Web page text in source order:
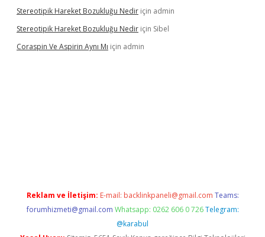
Stereotipik Hareket Bozukluğu Nedir için admin
Stereotipik Hareket Bozukluğu Nedir için Sibel
Coraspin Ve Aspirin Aynı Mı için admin
Reklam ve İletişim: E-mail: backlinkpaneli@gmail.com Teams:
forumhizmeti@gmail.com Whatsapp: 0262 606 0 726 Telegram:
@karabul